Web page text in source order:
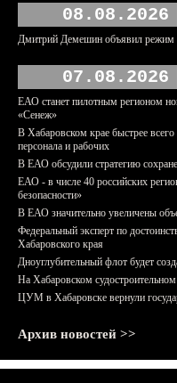
08.08.2026
Дмитрий Демешин объявил режим
07.08.2026
ЕАО станет пилотным регионом
«Сенеж»
В Хабаровском крае быстрее
персонала и рабочих
В ЕАО обсудили стратегию
ЕАО - в числе 40 российских
безопасности»
В ЕАО значительно увеличены
Федеральный эксперт по
Хабаровского края
Дноуглубительный флот будет
На Хабаровском
ЦУМ в Хабаровске вернули
Архив новостей >>